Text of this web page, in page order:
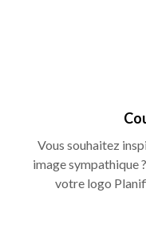
Vous souhaitez
image sympathique
votre logo